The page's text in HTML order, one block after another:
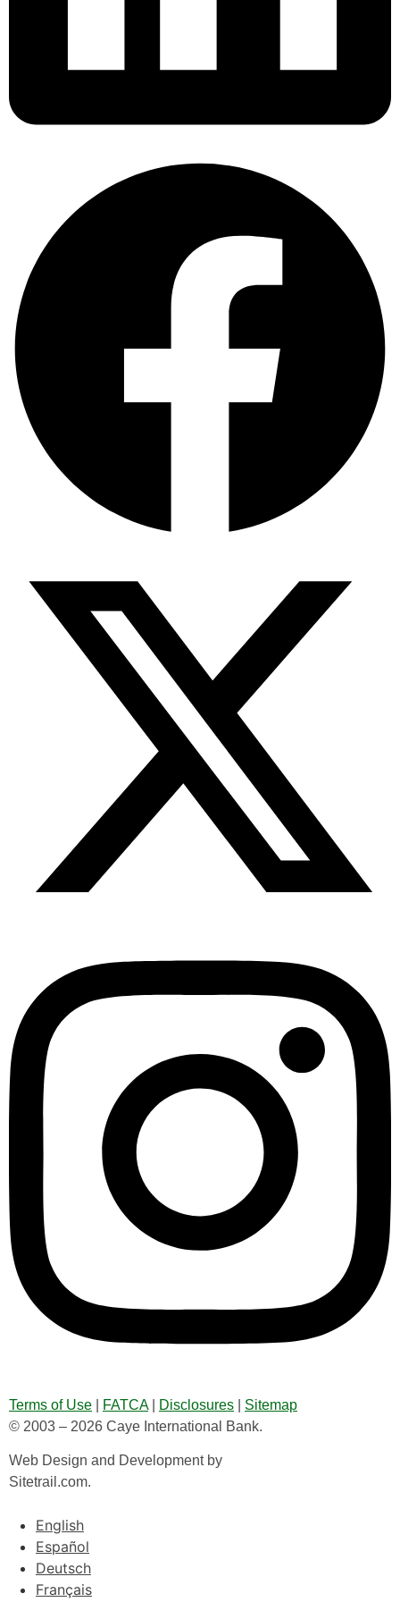
Terms of Use FATCA| Disclosures
Sitemap
© 2003 – 2026 Caye International Bank.
Web Design and Development by
Sitetrail.com.
English
Español
Deutsch
Français